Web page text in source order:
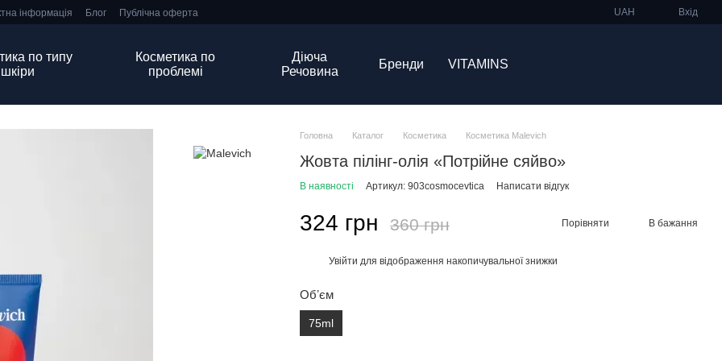
інформація Блог Публічна оферта UAH Вхід
по типу
шкіри
Косметика по
проблемі
Діюча
Речовина
Бренди VITAMINS
Головна Каталог Косметика Косметика Malevich
Жовта пілінг-олія «Потрійне сяйво»
В наявності Артикул: 903cosmocevtica Написати відгук
324 грн 360 грн Порівняти В бажання
Увійти для відображення накопичувальної знижки
Обʼєм
75ml